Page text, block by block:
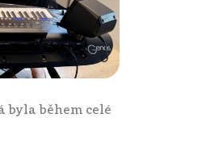
během celé